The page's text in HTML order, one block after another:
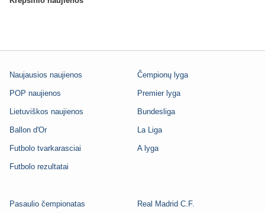
Naujausios naujienos
POP naujienos
Lietuviškos naujienos
Ballon d'Or
Futbolo tvarkarasciai
Futbolo rezultatai
Čempionų lyga
Premier lyga
Bundesliga
La Liga
A lyga
Pasaulio čempionatas Real Madrid C.F.